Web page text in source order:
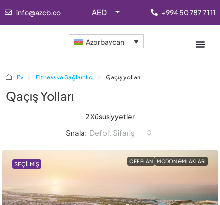
info@azcb.co AED +994 50 787 71 11
Azərbaycan
Ev Fitness və Sağlamlıq Qaçış yolları
Qaçış Yolları
2 Xüsusiyyətlər
Sırala: Defolt Sifariş
SEÇILMIŞ OFF PLAN MODON ƏMLAKLARI